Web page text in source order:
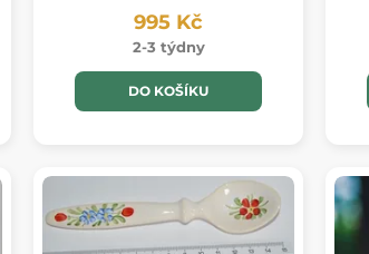
995 Kč
2-3 týdny
DO KOŠÍKU